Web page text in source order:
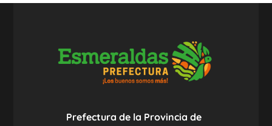
Prefectura de la Provincia de